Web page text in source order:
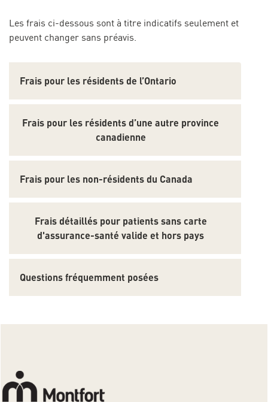
Les frais ci-dessous sont à titre indicatifs seulement et
peuvent changer sans préavis.
Frais pour les résidents de l’Ontario
Frais pour les résidents d’une autre province
canadienne
Frais pour les non-résidents du Canada
Frais détaillés pour patients sans carte
d'assurance-santé valide et hors pays
Questions fréquemment posées